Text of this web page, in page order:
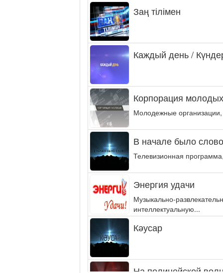
Заң тілімен
Каждый день /
Корпорация
Молодежные
В начале было
Телевизионная
Энергия удачи
Музыкально-
интеллектуальную...
Кәусар